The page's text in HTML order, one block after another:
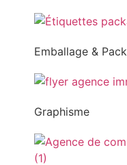
Emballage &
Graphisme